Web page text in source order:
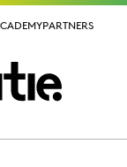
PARTNERS
PARTNERS